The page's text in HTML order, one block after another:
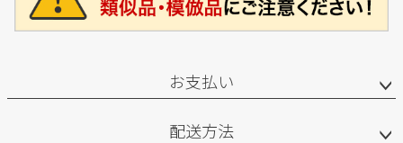
お支払い
配送方法